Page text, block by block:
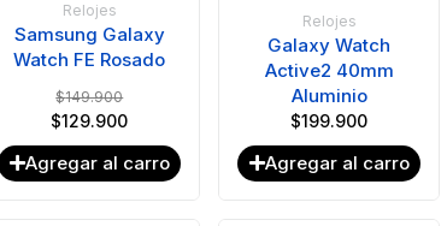
Relojes
Samsung Galaxy
Watch FE Rosado
$149.900
$129.900
Agregar al carro
Relojes
Galaxy Watch
Active2 40mm
Aluminio
$199.900
Agregar al carro